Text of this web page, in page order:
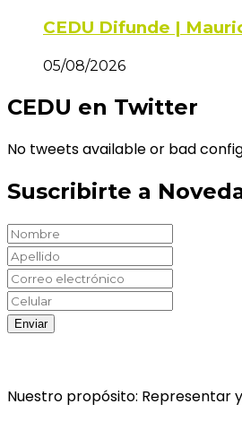
CEDU Difunde |
05/08/2026
CEDU en Twitter
No tweets available or bad
Suscribirte a
Nuestro propósito: Representar